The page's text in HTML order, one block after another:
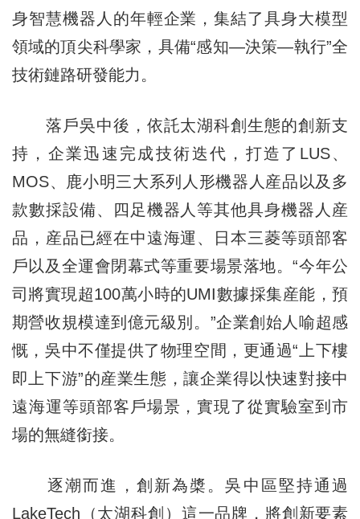
身智慧機器人的年輕企業，集結了具身大模型
領域的頂尖科學家，具備“感知—決策—執行”全
技術鏈路研發能力。
落戶吳中後，依託太湖科創生態的創新支
持，企業迅速完成技術迭代，打造了LUS、
MOS、鹿小明三大系列人形機器人産品以及多
款數採設備、四足機器人等其他具身機器人産
品，産品已經在中遠海運、日本三菱等頭部客
戶以及全運會閉幕式等重要場景落地。“今年公
司將實現超100萬小時的UMI數據採集産能，預
期營收規模達到億元級別。”企業創始人喻超感
慨，吳中不僅提供了物理空間，更通過“上下樓
即上下游”的産業生態，讓企業得以快速對接中
遠海運等頭部客戶場景，實現了從實驗室到市
場的無縫銜接。
逐潮而進，創新為槳。吳中區堅持通過
LakeTech（太湖科創）這一品牌，將創新要素